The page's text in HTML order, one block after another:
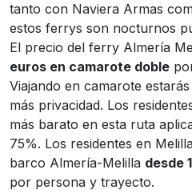
tanto con Naviera Armas
estos ferrys son nocturnos
El precio del ferry Almería
euros en camarote doble
Viajando en camarote
más privacidad. Los
más barato en esta ruta
75%. Los residentes en
barco Almería-Melilla desde
por persona y trayecto.